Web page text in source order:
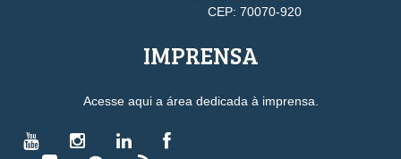
CEP: 70070-920
IMPRENSA
Acesse aqui a área dedicada à imprensa.